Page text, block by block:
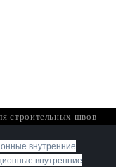
строительных швов
внутренние
внутренние